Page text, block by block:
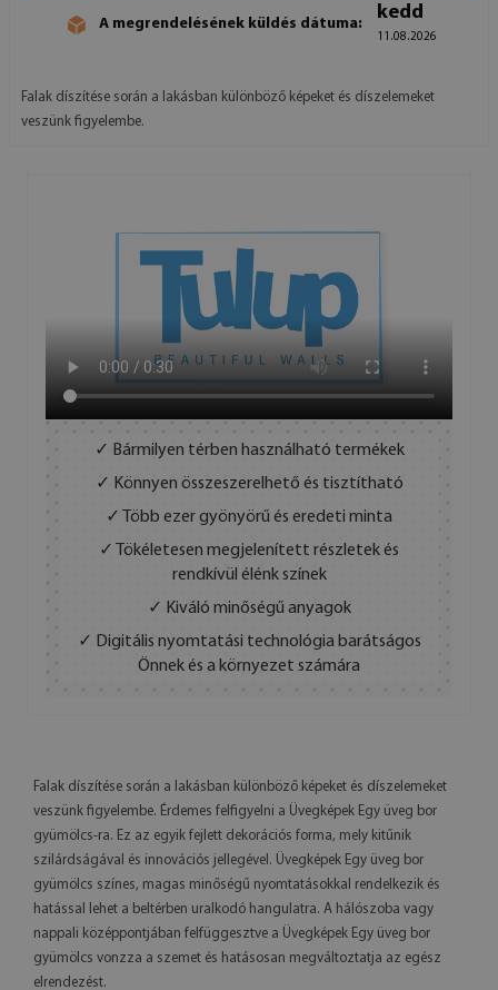
A megrendelésének küldés dátuma:
kedd
11.08.2026
Falak díszítése során a lakásban különböző képeket és díszelemeket
veszünk figyelembe.
✓ Bármilyen térben használható termékek
✓ Könnyen összeszerelhető és tisztítható
✓ Több ezer gyönyörű és eredeti minta
✓ Tökéletesen megjelenített részletek és
rendkívül élénk színek
✓ Kiváló minőségű anyagok
✓ Digitális nyomtatási technológia barátságos
Önnek és a környezet számára
Falak díszítése során a lakásban különböző képeket és díszelemeket
veszünk figyelembe. Érdemes felfigyelni a Üvegképek Egy üveg bor
gyümölcs-ra. Ez az egyik fejlett dekorációs forma, mely kitűnik
szilárdságával és innovációs jellegével. Üvegképek Egy üveg bor
gyümölcs színes, magas minőségű nyomtatásokkal rendelkezik és
hatással lehet a beltérben uralkodó hangulatra. A hálószoba vagy
nappali középpontjában felfüggesztve a Üvegképek Egy üveg bor
gyümölcs vonzza a szemet és hatásosan megváltoztatja az egész
elrendezést.